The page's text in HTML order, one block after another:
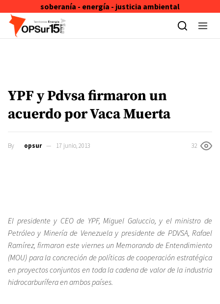
soberanía - energía - justicia ambiental
Skip to content
YPF y Pdvsa firmaron un
acuerdo por Vaca Muerta
By opsur 17 junio, 2013 32
El presidente y CEO de YPF, Miguel Galuccio, y el ministro de
Petróleo y Minería de Venezuela y presidente de PDVSA, Rafael
Ramírez, firmaron este viernes un Memorando de Entendimiento
(MOU) para la concreción de políticas de cooperación estratégica
en proyectos conjuntos en toda la cadena de valor de la industria
hidrocarburífera en ambos países.